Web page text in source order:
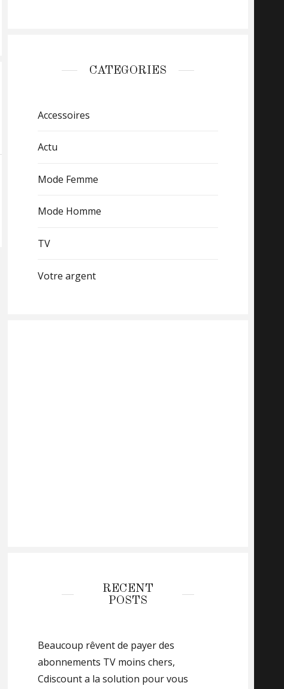
CATEGORIES
Accessoires
Actu
Mode Femme
Mode Homme
TV
Votre argent
RECENT
POSTS
Beaucoup rêvent de payer des
abonnements TV moins chers,
Cdiscount a la solution pour vous